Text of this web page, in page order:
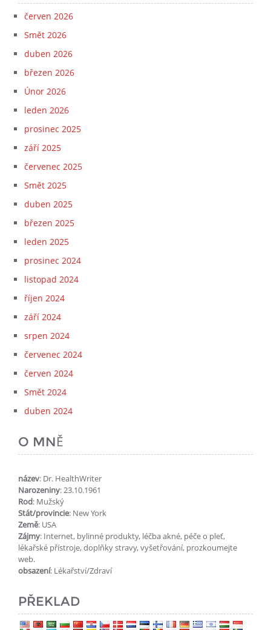
červen 2026
Smět 2026
duben 2026
březen 2026
Únor 2026
leden 2026
prosinec 2025
září 2025
červenec 2025
Smět 2025
duben 2025
březen 2025
leden 2025
prosinec 2024
listopad 2024
říjen 2024
září 2024
srpen 2024
červenec 2024
červen 2024
Smět 2024
duben 2024
O MNĚ
název: Dr. HealthWriter
Narozeniny: 23.10.1961
Rod: Mužský
Stát/provincie: New York
Země: USA
Zájmy: Internet, bylinné produkty, léčba akné, péče o pleť,
lékařské přístroje, doplňky stravy, vyšetřování, prozkoumejte
web.
obsazení: Lékařství/Zdraví
PŘEKLAD